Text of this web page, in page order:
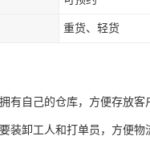
重货、轻货
有自己的仓库，方便存放
装卸工人和打单员，方便